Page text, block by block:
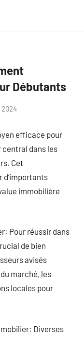
Débutants
2024
efficace pour
dans les
Cet
d’importants
immobilière
Pour réussir dans
de bien
avisés
marché, les
locales pour
Diverses